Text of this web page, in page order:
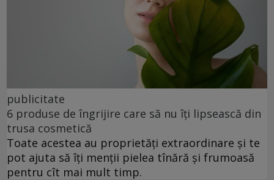
publicitate
6 produse de îngrijire care să nu îți lipsească din
trusa cosmetică
Toate acestea au proprietăți extraordinare și te
pot ajuta să îți menții pielea tînără și frumoasă
pentru cît mai mult timp.